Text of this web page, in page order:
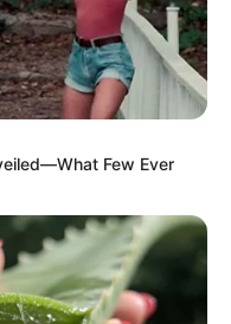
Few Ever